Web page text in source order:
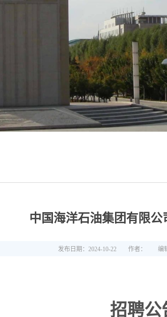
中国海洋石油集团有限公
发布日期：2024-10-22 作者： 编
招聘公